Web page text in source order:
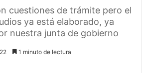
cuestiones de trámite pero el
ya está elaborado, ya
nuestra junta de gobierno
1 minuto de lectura